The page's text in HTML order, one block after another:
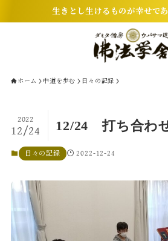
生きとし生けるものが幸せで
ホーム 中道を歩む 日々の記録
12/24 打ち合
2022
12/24
日々の記録 2022-12-24